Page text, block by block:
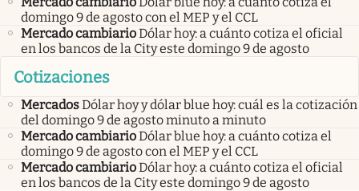
domingo 9 de agosto con el MEP y el CCL
Mercado cambiarioDólar hoy: a cuánto cotiza el oficial
en los bancos de la City este domingo 9 de agosto
Cotizaciones
MercadosDólar hoy y dólar blue hoy: cuál es la cotización
del domingo 9 de agosto minuto a minuto
Mercado cambiarioDólar blue hoy: a cuánto cotiza el
domingo 9 de agosto con el MEP y el CCL
Mercado cambiarioDólar hoy: a cuánto cotiza el oficial
en los bancos de la City este domingo 9 de agosto